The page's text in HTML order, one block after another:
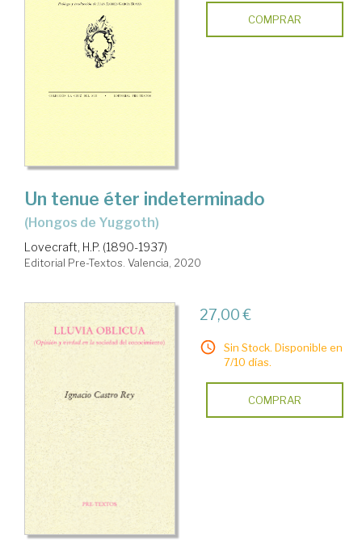
COMPRAR
Un tenue éter indeterminado
(Hongos de Yuggoth)
Lovecraft, H.P. (1890-1937)
Editorial Pre-Textos. Valencia, 2020
27,00 €
Sin Stock. Disponible en
7/10 días.
COMPRAR